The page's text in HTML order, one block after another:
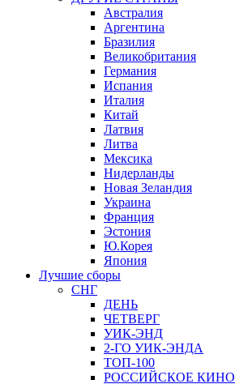
Австралия
Аргентина
Бразилия
Великобритания
Германия
Испания
Италия
Китай
Латвия
Литва
Мексика
Нидерланды
Новая Зеландия
Украина
Франция
Эстония
Ю.Корея
Япония
Лучшие сборы
СНГ
ДЕНЬ
ЧЕТВЕРГ
УИК-ЭНД
2-ГО УИК-ЭНДА
ТОП-100
РОССИЙСКОЕ КИНО